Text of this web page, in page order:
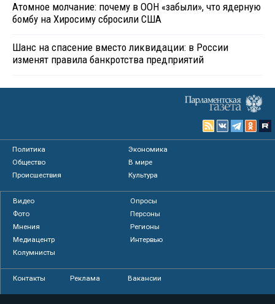
Атомное молчание: почему в ООН «забыли», что ядерную
бомбу на Хиросиму сбросили США
Шанс на спасение вместо ликвидации: в России
изменят правила банкротства предприятий
Политика
Экономика
Общество
В мире
Происшествия
Культура
Видео
Опросы
Фото
Персоны
Мнения
Регионы
Медиацентр
Интервью
Колумнисты
Контакты Реклама Вакансии